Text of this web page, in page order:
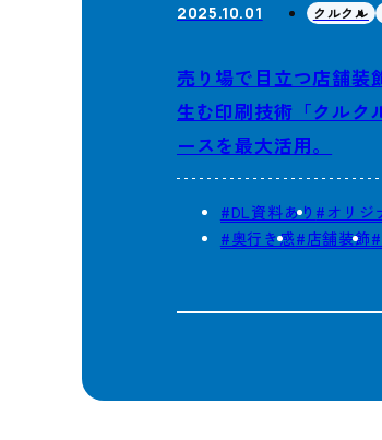
2025.10.01 クルクル
売り場で目立つ店舗装
生む印刷技術「クルク
ースを最大活用。
#DL資料あり #オリジ
#奥行き感#店舗装飾